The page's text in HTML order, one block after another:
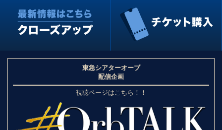
東急シアターオーブ
配信企画
視聴ページはこちら！！